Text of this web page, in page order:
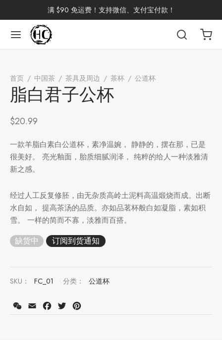
满 $90 免运费！支持微信、支付宝付款！
首页 / 中国茶 / 茶具及周边 / 茶杯 / 公道杯
脂白君子公杯
$20.99
一款羊脂白素白公道杯，素净温婉， 静静的，摆在那，已是
很美好。 亮光釉面，胎质细腻润泽， 纯粹的给人一种淡雅清
新之感。
经过人工反复修胚，由无杂质高岭土泥料高温煅烧而成。出断
水自如， 提高茶汤的品质。亦如品茗杯般白如凝脂，素如积
雪。 一样的简而不寡，淡雅而百搭。
缺货中
SKU： FC_01 分类： 公道杯
WeChat
Email Facebook
Twitter
国茶
品
分类
分类
因含量分类
分类
分类
周边
具